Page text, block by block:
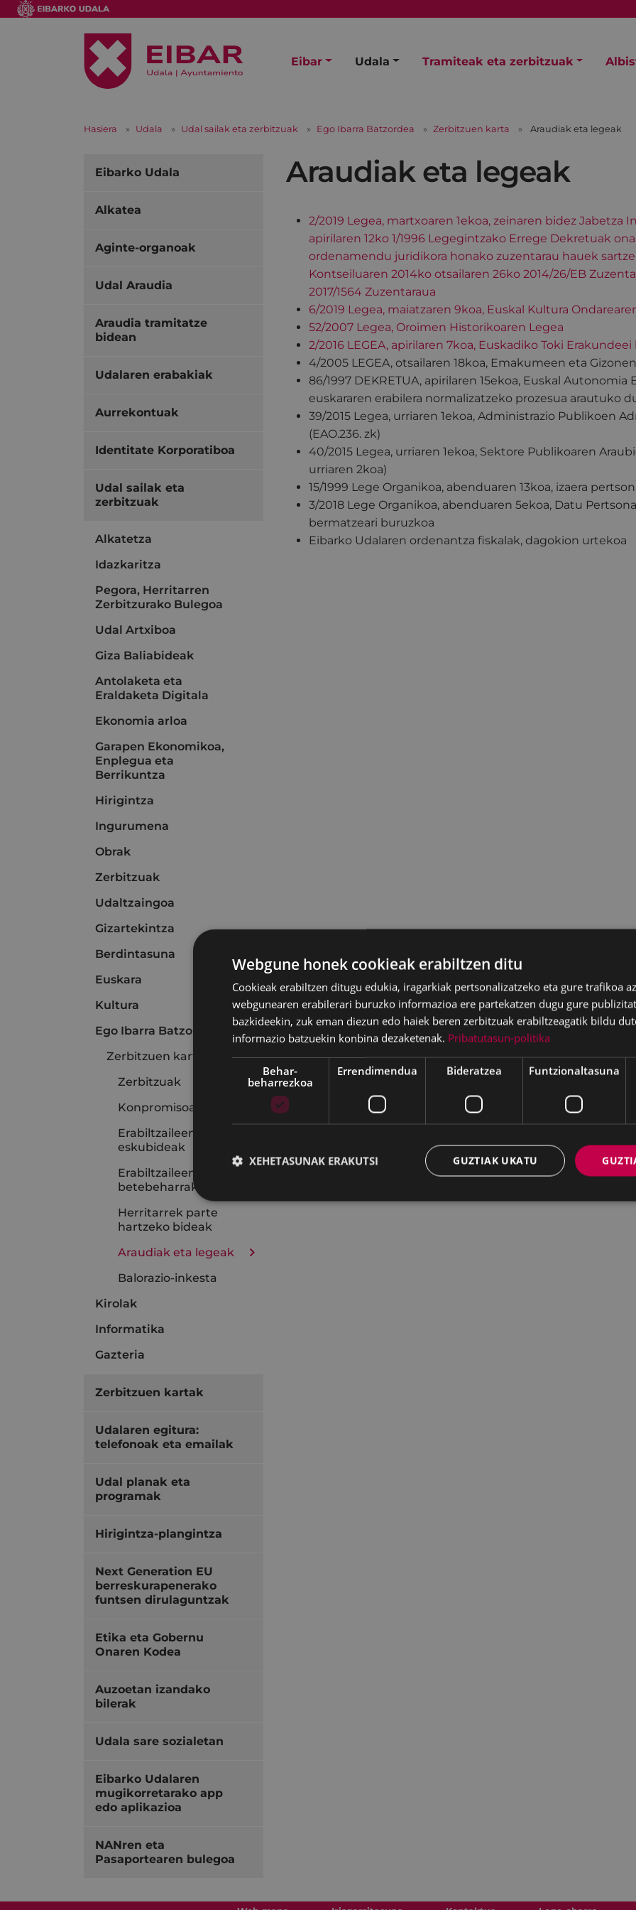
Eibar Udala Tramiteak eta zerbitzuak
Hasiera Udala Udal sailak eta zerbitzuak Ego Ibarra Batzordea Zerbitzuen karta Araudiak eta legeak
Araudiak eta legeak
2/2019 Legea, martxoaren 1ekoa, zeinaren bidez
apirilaren 12ko 1/1996 Legegintzako Errege Dekretuak
ordenamendu juridikora honako zuzentarau hauek
Kontseiluaren 2014ko otsailaren 26ko 2014/26/EB
2017/1564 Zuzentaraua
6/2019 Legea, maiatzaren 9koa, Euskal Kultura
52/2007 Legea, Oroimen Historikoaren Legea
2/2016 LEGEA, apirilaren 7koa, Euskadiko Toki
4/2005 LEGEA, otsailaren 18koa, Emakumeen eta
86/1997 DEKRETUA, apirilaren 15ekoa, Euskal
euskararen erabilera normalizatzeko prozesua arautuko
39/2015 Legea, urriaren 1ekoa, Administrazio Publikoen
(EAO.236. zk)
40/2015 Legea, urriaren 1ekoa, Sektore Publikoaren
urriaren 2koa)
15/1999 Lege Organikoa, abenduaren 13koa, izaera
3/2018 Lege Organikoa, abenduaren 5ekoa, Datu
bermatzeari buruzkoa
Eibarko Udalaren ordenantza fiskalak, dagokion urtekoa
Eibarko Udala
Alkatea
Aginte-organoak
Udal Araudia
Araudia tramitatze
bidean
Udalaren erabakiak
Aurrekontuak
Identitate Korporatiboa
Udal sailak eta
zerbitzuak
Alkatetza
Idazkaritza
Pegora, Herritarren
Zerbitzurako Bulegoa
Udal Artxiboa
Giza Baliabideak
Antolaketa eta
Eraldaketa Digitala
Ekonomia arloa
Garapen Ekonomikoa,
Enplegua eta
Berrikuntza
Hirigintza
Ingurumena
Obrak
Zerbitzuak
Udaltzaingoa
Gizartekintza
Berdintasuna
Euskara
Kultura
Ego Ibarra Batzordea
Zerbitzuen karta
Zerbitzuak
Konpromisoak
Erabiltzaileen
eskubideak
Erabiltzaileen
betebeharrak
Herritarrek parte
hartzeko bideak
Araudiak eta legeak
Balorazio-inkesta
Kirolak
Informatika
Gazteria
Zerbitzuen kartak
Udalaren egitura:
telefonoak eta emailak
Udal planak eta
programak
Hirigintza-plangintza
Next Generation EU
berreskurapenerako
funtsen dirulaguntzak
Etika eta Gobernu
Onaren Kodea
Auzoetan izandako
bilerak
Udala sare sozialetan
Eibarko Udalaren
mugikorretarako app
edo aplikazioa
NANren eta
Pasaportearen bulegoa
Webgune honek cookieak erabiltzen ditu
Cookieak erabiltzen ditugu edukia, iragarkiak pertsonalizatzeko eta gure trafikoa
webgunearen erabilerari buruzko informazioa ere partekatzen dugu gure
bazkideekin, zuk eman diezun edo haiek beren zerbitzuak erabiltzeagatik bildu
informazio batzuekin konbina dezaketenak. Pribatutasun-politika
Behar-
beharrezkoa
Errendimendua Bideratzea Funtzionaltasuna
GUZTIAK UKATU
XEHETASUNAK ERAKUTSI